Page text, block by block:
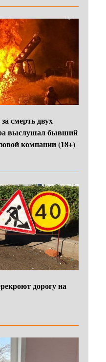
смерть двух
выслушал бывший
компании (18+)
дорогу на